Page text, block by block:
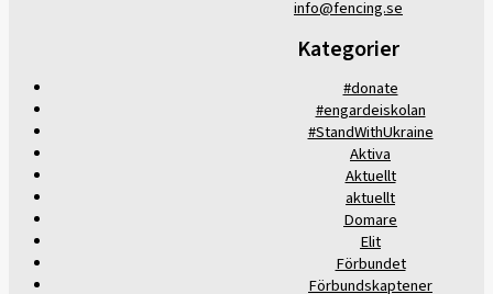
info@fencing.se
Kategorier
#donate
#engardeiskolan
#StandWithUkraine
Aktiva
Aktuellt
aktuellt
Domare
Elit
Förbundet
Förbundskaptener